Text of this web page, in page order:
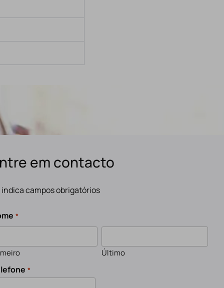
em contacto
indica campos obrigatórios
*
Último
*